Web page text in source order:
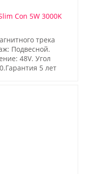
Con 5W 3000K
трека
Подвесной.
48V. Угол
5 лет